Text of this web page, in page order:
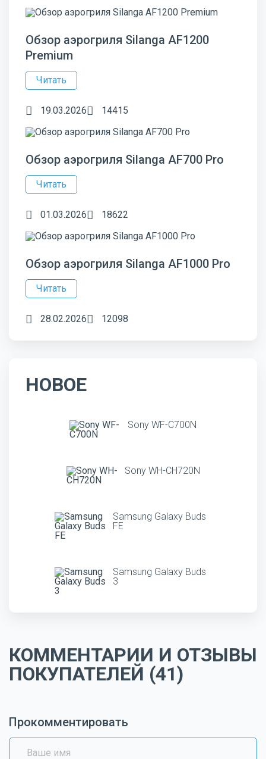
Обзор аэрогриля Silanga AF1200
Premium
Читать
19.03.2026 14415
Обзор аэрогриля Silanga AF700 Pro
Читать
01.03.2026 18622
Обзор аэрогриля Silanga AF1000 Pro
Читать
28.02.2026 12098
НОВОЕ
Sony WF-C700N
Sony WH-CH720N
Samsung Galaxy Buds
FE
Samsung Galaxy Buds
3
КОММЕНТАРИИ И ОТЗЫВЫ
ПОКУПАТЕЛЕЙ (41)
Прокомментировать